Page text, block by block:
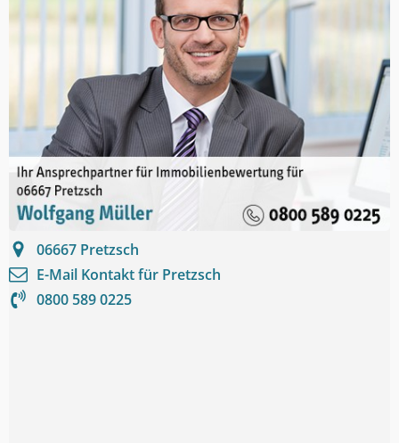
06667 Pretzsch
E-Mail Kontakt für Pretzsch
0800 589 0225